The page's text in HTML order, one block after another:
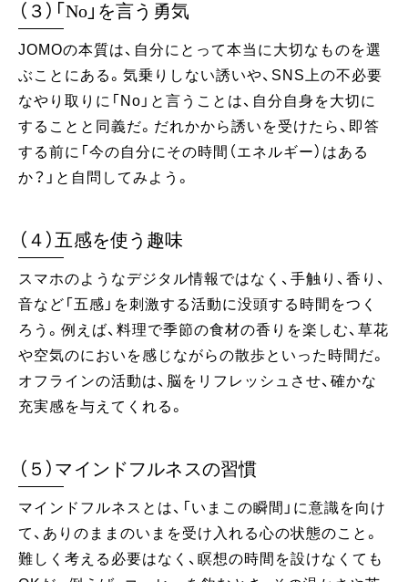
（３）「No」を言う勇気
JOMOの本質は、自分にとって本当に大切なものを選
ぶことにある。気乗りしない誘いや、SNS上の不必要
なやり取りに「No」と言うことは、自分自身を大切に
することと同義だ。だれかから誘いを受けたら、即答
する前に「今の自分にその時間（エネルギー）はある
か？」と自問してみよう。
（４）五感を使う趣味
スマホのようなデジタル情報ではなく、手触り、香り、
音など「五感」を刺激する活動に没頭する時間をつく
ろう。例えば、料理で季節の食材の香りを楽しむ、草花
や空気のにおいを感じながらの散歩といった時間だ。
オフラインの活動は、脳をリフレッシュさせ、確かな
充実感を与えてくれる。
（５）マインドフルネスの習慣
マインドフルネスとは、「いまこの瞬間」に意識を向け
て、ありのままのいまを受け入れる心の状態のこと。
難しく考える必要はなく、瞑想の時間を設けなくても